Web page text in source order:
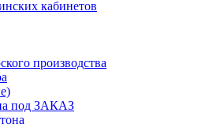
кабинетов
производства
под ЗАКАЗ